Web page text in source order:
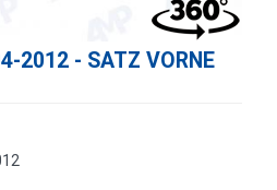
2012 - SATZ VORNE